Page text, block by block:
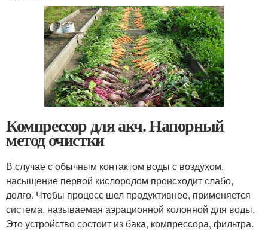
Компрессор для акч. Напорный
метод очистки
В случае с обычным контактом воды с воздухом,
насыщение первой кислородом происходит слабо,
долго. Чтобы процесс шел продуктивнее, применяется
система, называемая аэрационной колонной для воды.
Это устройство состоит из бака, компрессора, фильтра.